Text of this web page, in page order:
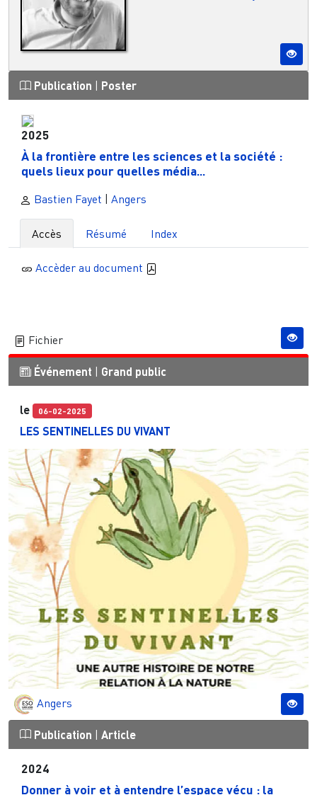
Publication Poster
2025
À la frontière entre les sciences et la société :
quels lieux pour quelles média...
Bastien Fayet Angers
Accès Résumé Index
Accèder au document
Fichier
Événement Grand public
le 06-02-2025
LES SENTINELLES DU VIVANT
Angers
Publication | Article
2024
Donner à voir et à entendre l’espace vécu : la